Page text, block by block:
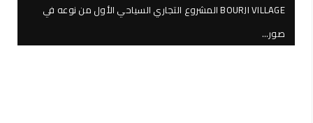
BOURJI VILLAGE المشروع التجاري السياحي الأول من نوعه في
صور…